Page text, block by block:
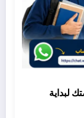
لبداية